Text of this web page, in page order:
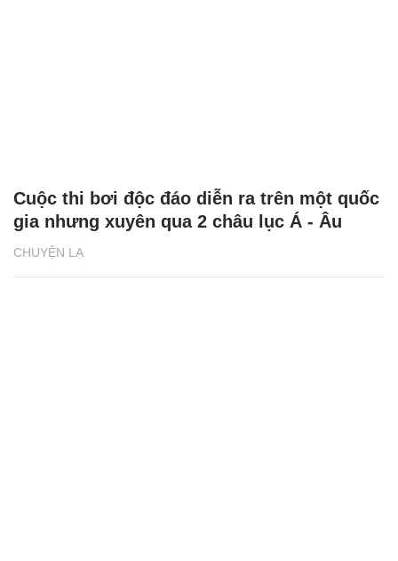
CHUYỆN LẠ
Cuộc thi bơi độc đáo diễn ra trên một quốc
gia nhưng xuyên qua 2 châu lục Á - Âu